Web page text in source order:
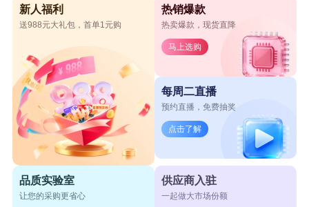
新人福利
送988元大礼包，首单1元购
热销爆款
热卖爆款，现货直降
马上选购
每周二直播
预约直播，免费抽奖
点击了解
品质实验室
让您的采购更省心
供应商入驻
一起做大市场份额